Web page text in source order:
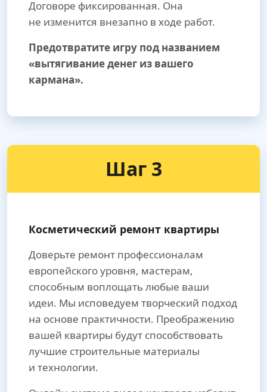
Договоре фиксированная. Она
не изменится внезапно в ходе работ.
Предотвратите игру под названием
«вытягивание денег из вашего
кармана».
Шаг 3
Косметический ремонт квартиры
Доверьте ремонт профессионалам
европейского уровня, мастерам,
способным воплощать любые ваши
идеи. Мы исповедуем творческий подход
на основе практичности. Преображению
вашей квартиры будут способствовать
лучшие строительные материалы
и технологии.